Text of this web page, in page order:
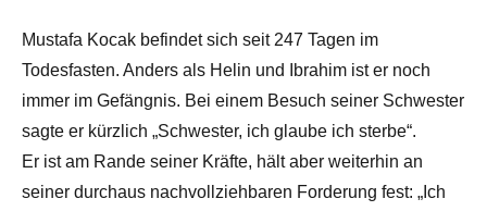
Mustafa Kocak befindet sich seit 247 Tagen im
Todesfasten. Anders als Helin und Ibrahim ist er noch
immer im Gefängnis. Bei einem Besuch seiner Schwester
sagte er kürzlich „Schwester, ich glaube ich sterbe“.
Er ist am Rande seiner Kräfte, hält aber weiterhin an
seiner durchaus nachvollziehbaren Forderung fest: „Ich